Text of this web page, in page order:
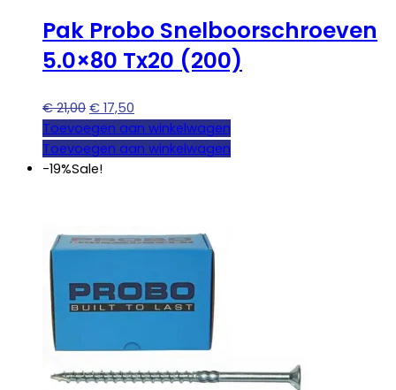
Pak Probo Snelboorschroeven
5.0×80 Tx20 (200)
€21,00 Oorspronkelijke
prijs
was:
€ 21,00.
€ 17,50
prijs
is:
Toevoegen aan winkelwagen
Toevoegen aan winkelwagen
-19%Sale!